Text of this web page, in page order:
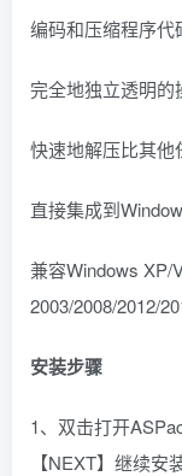
编码和压缩程序代
完全地独立透明的
快速地解压比其他
直接集成到
兼容Windows XP/
2003/2008/2012/
安装步骤
1、双击打开
【NEXT】继续安